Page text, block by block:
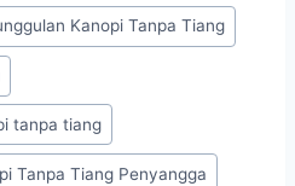
Kanopi Tanpa Tiang
tanpa tiang
Tanpa Tiang Penyangga